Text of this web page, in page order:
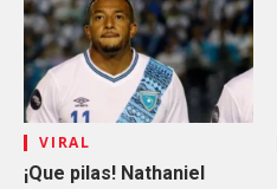
VIRAL
¡Que pilas! Nathaniel